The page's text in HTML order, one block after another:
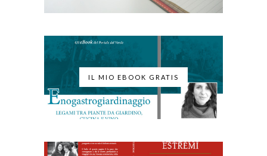
IL MIO EBOOK GRATIS